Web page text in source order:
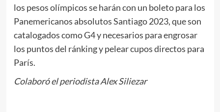
los pesos olímpicos se harán con un boleto para los
Panemericanos absolutos Santiago 2023, que son
catalogados como G4 y necesarios para engrosar
los puntos del ránking y pelear cupos directos para
París.
Colaboró el periodista Alex Siliezar